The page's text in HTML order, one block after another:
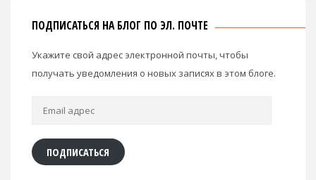
ПОДПИСАТЬСЯ НА БЛОГ ПО ЭЛ. ПОЧТЕ
Укажите свой адрес электронной почты, чтобы
получать уведомления о новых записях в этом блоге.
Email
ПОДПИСАТЬСЯ